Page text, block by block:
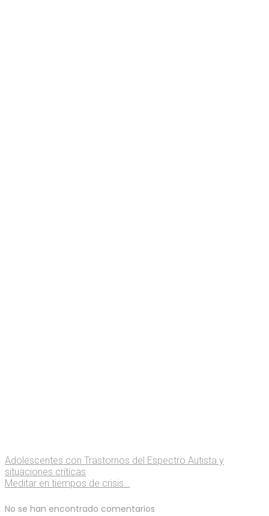
Adolescentes con Trastornos del Espectro Autista y
situaciones críticas
Meditar en tiempos de crisis…
No se han encontrado comentarios